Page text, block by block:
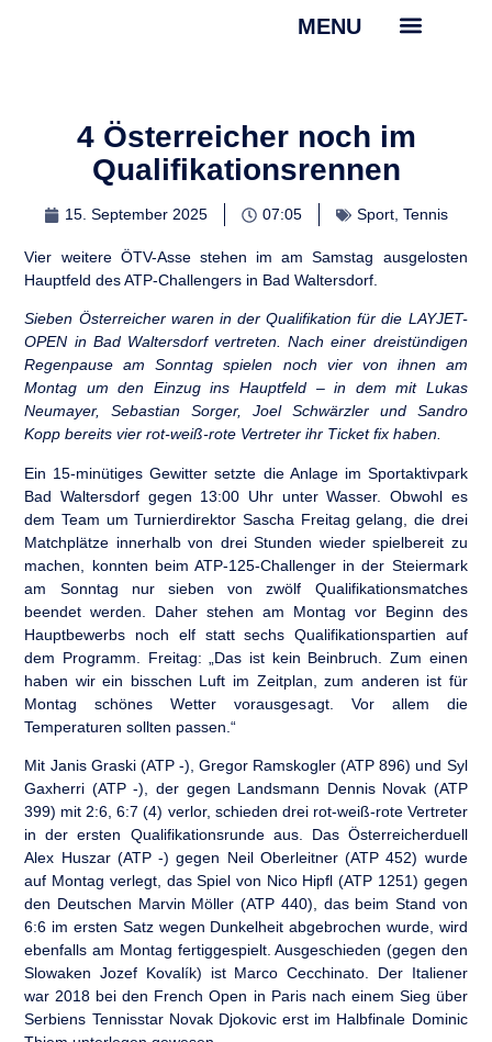
MENU
4 Österreicher noch im
Qualifikationsrennen
15. September 2025 07:05 Sport Tennis
Vier weitere ÖTV-Asse stehen im am Samstag ausgelosten
Hauptfeld des ATP-Challengers in Bad Waltersdorf.
Sieben Österreicher waren in der Qualifikation für die LAYJET-
OPEN in Bad Waltersdorf vertreten. Nach einer dreistündigen
Regenpause am Sonntag spielen noch vier von ihnen am
Montag um den Einzug ins Hauptfeld – in dem mit Lukas
Neumayer, Sebastian Sorger, Joel Schwärzler und Sandro
Kopp bereits vier rot-weiß-rote Vertreter ihr Ticket fix haben.
Ein 15-minütiges Gewitter setzte die Anlage im Sportaktivpark
Bad Waltersdorf gegen 13:00 Uhr unter Wasser. Obwohl es
dem Team um Turnierdirektor Sascha Freitag gelang, die drei
Matchplätze innerhalb von drei Stunden wieder spielbereit zu
machen, konnten beim ATP-125-Challenger in der Steiermark
am Sonntag nur sieben von zwölf Qualifikationsmatches
beendet werden. Daher stehen am Montag vor Beginn des
Hauptbewerbs noch elf statt sechs Qualifikationspartien auf
dem Programm. Freitag: „Das ist kein Beinbruch. Zum einen
haben wir ein bisschen Luft im Zeitplan, zum anderen ist für
Montag schönes Wetter vorausgesagt. Vor allem die
Temperaturen sollten passen.“
Mit Janis Graski (ATP -), Gregor Ramskogler (ATP 896) und Syl
Gaxherri (ATP -), der gegen Landsmann Dennis Novak (ATP
399) mit 2:6, 6:7 (4) verlor, schieden drei rot-weiß-rote Vertreter
in der ersten Qualifikationsrunde aus. Das Österreicherduell
Alex Huszar (ATP -) gegen Neil Oberleitner (ATP 452) wurde
auf Montag verlegt, das Spiel von Nico Hipfl (ATP 1251) gegen
den Deutschen Marvin Möller (ATP 440), das beim Stand von
6:6 im ersten Satz wegen Dunkelheit abgebrochen wurde, wird
ebenfalls am Montag fertiggespielt. Ausgeschieden (gegen den
Slowaken Jozef Kovalík) ist Marco Cecchinato. Der Italiener
war 2018 bei den French Open in Paris nach einem Sieg über
Serbiens Tennisstar Novak Djokovic erst im Halbfinale Dominic